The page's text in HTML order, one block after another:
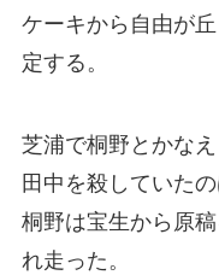
ケーキから自由が
定する。
芝浦で桐野とかなえ
田中を殺していた
桐野は宝生から原
れ走った。